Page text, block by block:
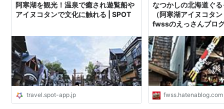
阿寒湖を観光！温泉で癒され遊覧船や
アイヌコタンで文化に触れる | SPOT
travel.spot-app.jp
なつかしの北海道ぐ
（阿寒湖アイヌコタ
fwssのえっさんブロ
fwss.hatenablog.com